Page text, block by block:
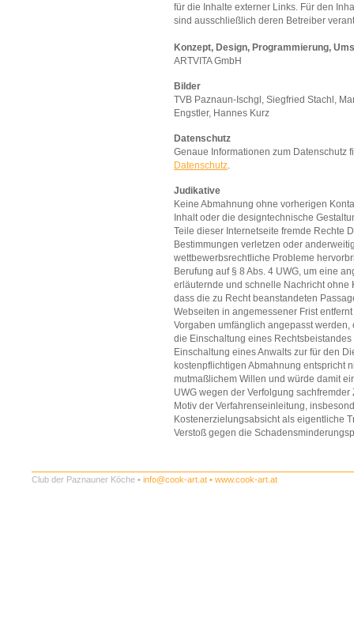
für die Inhalte externer Links. Für den
sind ausschließlich deren Betreiber
Konzept, Design, Programmierung,
ARTVITA GmbH
Bilder
TVB Paznaun-Ischgl, Siegfried Stachl,
Engstler, Hannes Kurz
Datenschutz
Genaue Informationen zum Datenschutz
Datenschutz.
Judikative
Keine Abmahnung ohne vorherigen
Inhalt oder die designtechnische
Teile dieser Internetseite fremde Rechte
Bestimmungen verletzen oder
wettbewerbsrechtliche Probleme
Berufung auf § 8 Abs. 4 UWG, um eine
erläuternde und schnelle Nachricht ohne
dass die zu Recht beanstandeten
Webseiten in angemessener Frist
Vorgaben umfänglich angepasst werden,
die Einschaltung eines
Einschaltung eines Anwalts zur für den
kostenpflichtigen Abmahnung entspricht
mutmaßlichem Willen und würde damit
UWG wegen der Verfolgung
Motiv der Verfahrenseinleitung,
Kostenerzielungsabsicht als eigentliche
Verstoß gegen die
Club der Paznauner Köche • info@cook-art.at • www.cook-art.at